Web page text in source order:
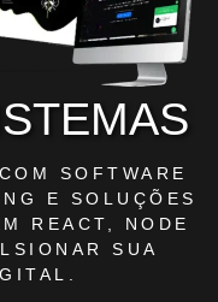
SOFTWARE
E SOLUÇÕES
REACT, NODE
SUA